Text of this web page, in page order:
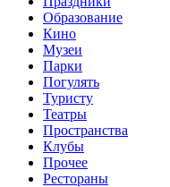
Образование
Кино
Музеи
Парки
Погулять
Туристу
Театры
Пространства
Клубы
Прочее
Рестораны